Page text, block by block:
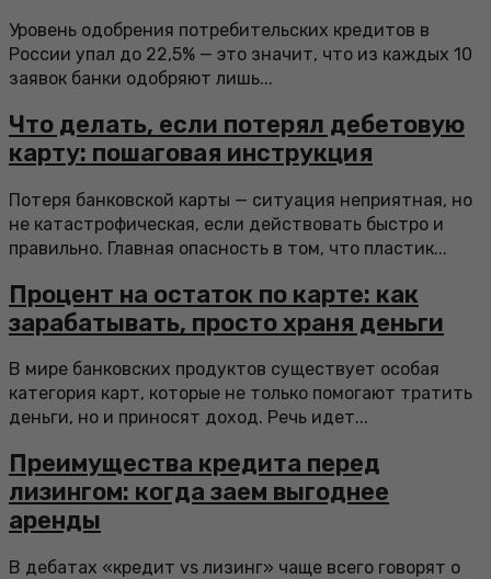
Уровень одобрения потребительских кредитов в
России упал до 22,5% — это значит, что из каждых 10
заявок банки одобряют лишь...
Что делать, если потерял дебетовую
карту: пошаговая инструкция
Потеря банковской карты — ситуация неприятная, но
не катастрофическая, если действовать быстро и
правильно. Главная опасность в том, что пластик...
Процент на остаток по карте: как
зарабатывать, просто храня деньги
В мире банковских продуктов существует особая
категория карт, которые не только помогают тратить
деньги, но и приносят доход. Речь идет...
Преимущества кредита перед
лизингом: когда заем выгоднее
аренды
В дебатах «кредит vs лизинг» чаще всего говорят о